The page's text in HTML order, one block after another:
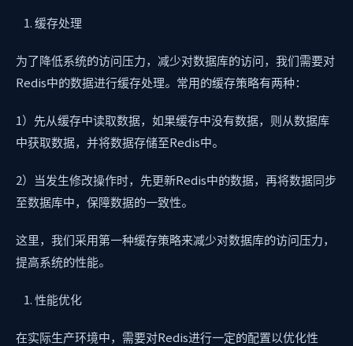
缓存处理
为了降低系统的访问压力，减少对数据库的访问，我们需要对
Redis中的数据进行缓存处理。常用的缓存策略有两种：
1）先从缓存中读取数据，如果缓存中没有数据，则从数据库
中获取数据，并将数据存储至Redis中。
2）当发生修改操作时，先更新Redis中的数据，再将数据同步
至数据库中，保障数据的一致性。
这里，我们采用第一种缓存策略来减少对数据库的访问压力，
提高系统的性能。
性能优化
在实际生产环境中，需要对Redis进行一定的配置以优化性